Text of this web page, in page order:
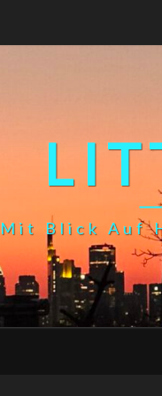
Blick Auf